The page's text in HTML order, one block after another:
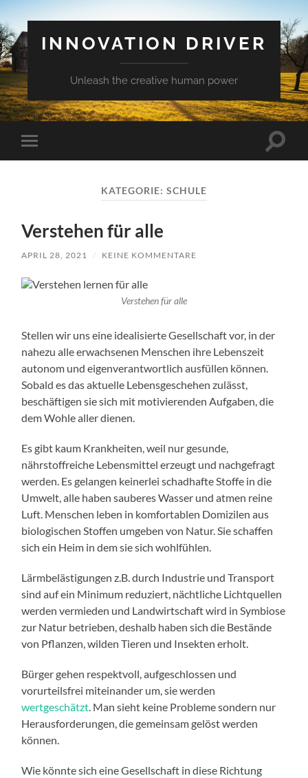
INNOVATION DRIVER
Unleash the creative human power
Mobile-
Menü
KATEGORIE: SCHULE
Verstehen für alle
APRIL 28, 2021 / KEINE KOMMENTARE
Verstehen für alle
Stellen wir uns eine idealisierte Gesellschaft vor, in der
nahezu alle erwachsenen Menschen ihre Lebenszeit
autonom und eigenverantwortlich ausfüllen können.
Sobald es das aktuelle Lebensgeschehen zulässt,
beschäftigen sie sich mit motivierenden Aufgaben, die
dem Wohle aller dienen.
Es gibt kaum Krankheiten, weil nur gesunde,
nährstoffreiche Lebensmittel erzeugt und nachgefragt
werden. Es gelangen keinerlei schadhafte Stoffe in die
Umwelt, alle haben sauberes Wasser und atmen reine
Luft. Menschen leben in komfortablen Domizilen aus
biologischen Stoffen umgeben von Natur. Sie schaffen
sich ein Heim in dem sie sich wohlfühlen.
Lärmbelästigungen z.B. durch Industrie und Transport
sind auf ein Minimum reduziert, nächtliche Lichtquellen
werden vermieden und Landwirtschaft wird in Symbiose
zur Natur betrieben, deshalb haben sich die Bestände
von Pflanzen, wilden Tieren und Insekten erholt.
Bürger gehen respektvoll, aufgeschlossen und
vorurteilsfrei miteinander um, sie werden
wertgeschätzt. Man sieht keine Probleme sondern nur
Herausforderungen, die gemeinsam gelöst werden
können.
Wie könnte sich eine Gesellschaft in diese Richtung